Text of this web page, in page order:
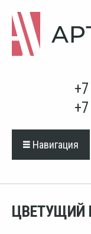
Навигация
ЦВЕТУЩИЙ